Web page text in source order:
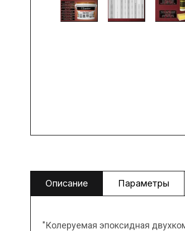
Описание Параметры
"Колеруемая эпоксидная